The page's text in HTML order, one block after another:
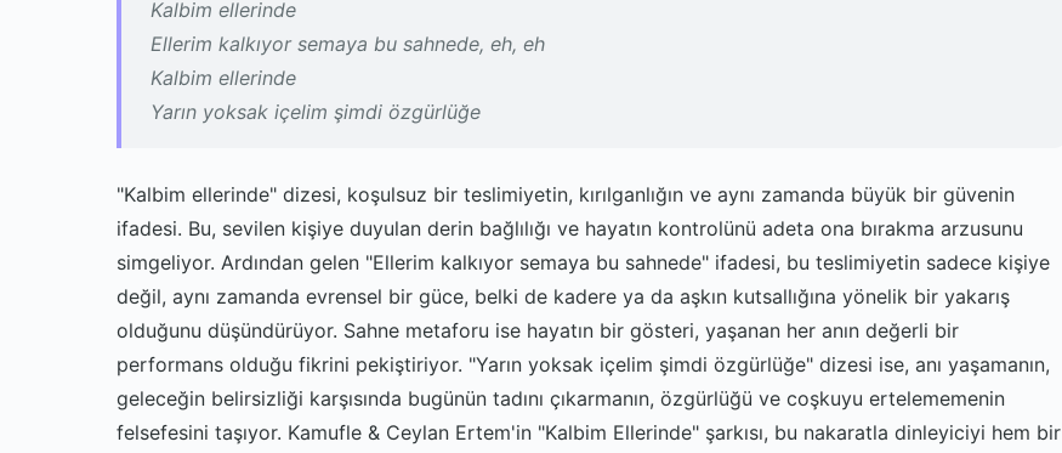
Kalbim ellerinde
Ellerim kalkıyor semaya bu sahnede, eh, eh
Kalbim ellerinde
Yarın yoksak içelim şimdi özgürlüğe
"Kalbim ellerinde" dizesi, koşulsuz bir teslimiyetin, kırılganlığın ve aynı zamanda büyük bir güvenin
ifadesi. Bu, sevilen kişiye duyulan derin bağlılığı ve hayatın kontrolünü adeta ona bırakma arzusunu
simgeliyor. Ardından gelen "Ellerim kalkıyor semaya bu sahnede" ifadesi, bu teslimiyetin sadece kişiye
değil, aynı zamanda evrensel bir güce, belki de kadere ya da aşkın kutsallığına yönelik bir yakarış
olduğunu düşündürüyor. Sahne metaforu ise hayatın bir gösteri, yaşanan her anın değerli bir
performans olduğu fikrini pekiştiriyor. "Yarın yoksak içelim şimdi özgürlüğe" dizesi ise, anı yaşamanın,
geleceğin belirsizliği karşısında bugünün tadını çıkarmanın, özgürlüğü ve coşkuyu ertelememenin
felsefesini taşıyor. Kamufle & Ceylan Ertem'in "Kalbim Ellerinde" şarkısı, bu nakaratla dinleyiciyi hem bir